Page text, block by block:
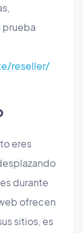
prueba
reseller/
eres
durante
ofrecen
sitios, es